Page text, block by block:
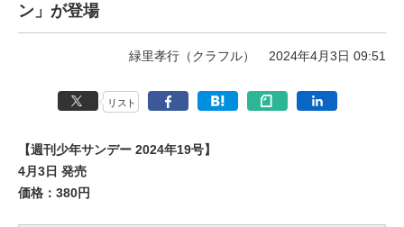
ン」が登場
緑里孝行（クラフル） 2024年4月3日 09:51
リスト
【週刊少年サンデー 2024年19号】
4月3日 発売
価格：380円